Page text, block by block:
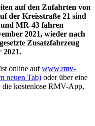
auf den Zufahrten von
der Kreisstraße 21 sind
und MR-43 fahren
2021, wieder nach
Zusatzfahrzeug
2021.
online aufwww.rmv-
neuen Tab) oder über eine
die kostenlose RMV-App,